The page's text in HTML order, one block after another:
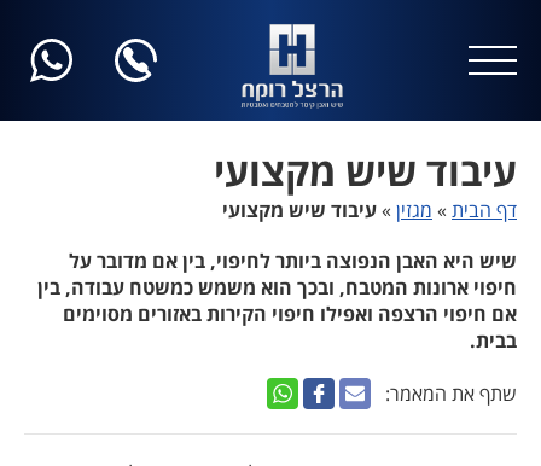
עיבוד שיש מקצועי
דף הבית » מגזין »עיבוד שיש מקצועי
שיש היא האבן הנפוצה ביותר לחיפוי, בין אם מדובר על
חיפוי ארונות המטבח, ובכך הוא משמש כמשטח עבודה, בין
אם חיפוי הרצפה ואפילו חיפוי הקירות באזורים מסוימים
בבית.
שתף את המאמר: